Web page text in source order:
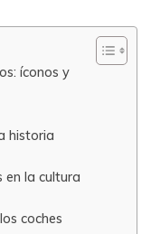
íconos y
historia
en la cultura
coches